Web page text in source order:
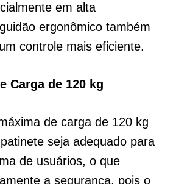
em alta
ergonômico também
controle mais eficiente.
Carga de 120 kg
de carga de 120 kg
seja adequado para
de usuários, o que
a segurança, pois o